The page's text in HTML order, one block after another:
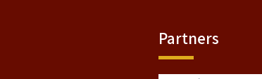
Partners